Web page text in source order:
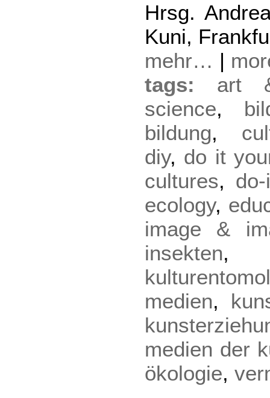
Hrsg.
Kuni,
mehr… |
tags: art
science,
bildung,
diy, do it
cultures,
ecology,
image &
insekten
medien,
medien der
ökologie,